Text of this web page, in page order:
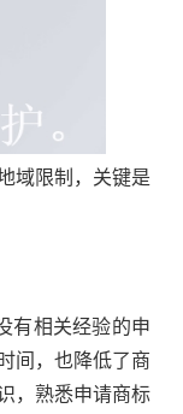
域限制，关键是
有相关经验的申
间，也降低了商
，熟悉申请商标